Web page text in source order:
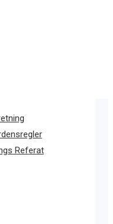
Referat